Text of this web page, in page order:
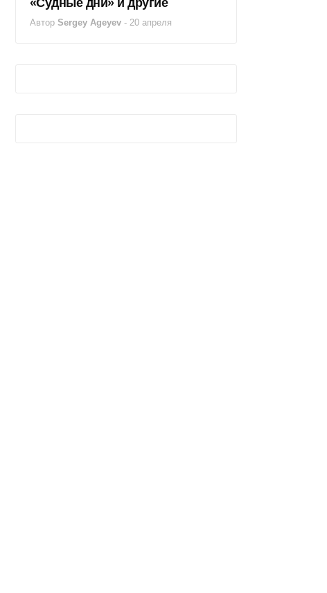
«Судные дни» и другие
Автор Sergey Ageyev - 20 апреля